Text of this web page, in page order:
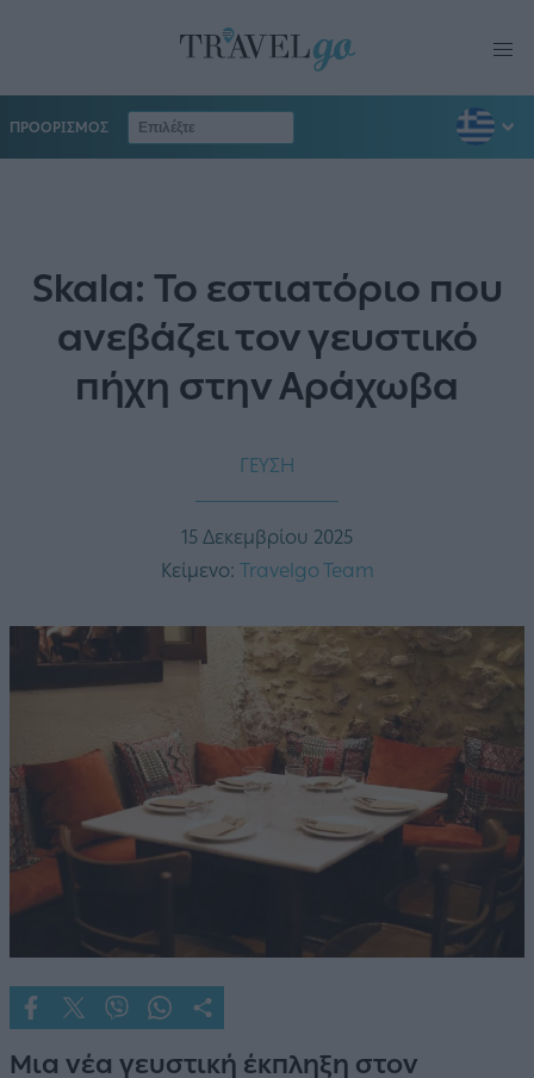
ΠΡΟΟΡΙΣΜΟΣ
Skala: Το εστιατόριο που
ανεβάζει τον γευστικό
πήχη στην Αράχωβα
ΓΕΥΣΗ
15 Δεκεμβρίου 2025
Κείμενο: Travelgo Team
Μια νέα γευστική έκπληξη στον